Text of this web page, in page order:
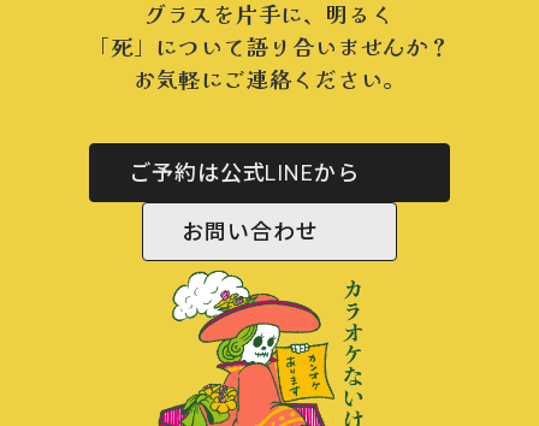
グラスを片手に、明るく
「死」について語り合いませんか？
お気軽にご連絡ください。
ご予約は公式LINEから
お問い合わせ